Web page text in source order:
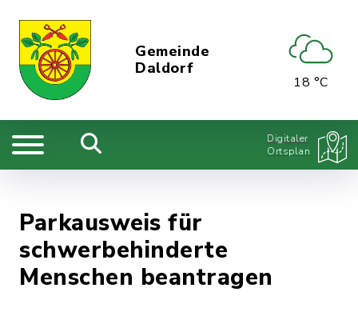
Gemeinde
Daldorf
18 °C
Digitaler
Ortsplan
Parkausweis für
schwerbehinderte
Menschen beantragen